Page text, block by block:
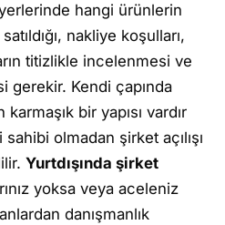
hangi ürünlerin
nakliye koşulları,
titizlikle incelenmesi ve
gerekir. Kendi çapında
bir yapısı vardır
olmadan şirket açılışı
Yurtdışında şirket
yoksa veya aceleniz
danışmanlık